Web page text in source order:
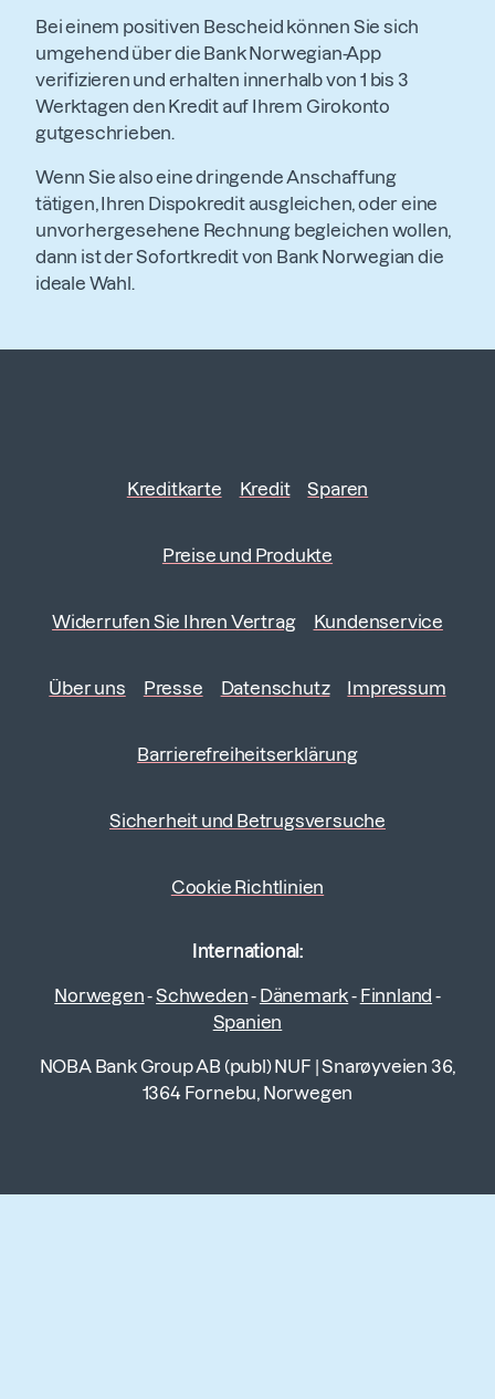
Bei einem positiven Bescheid können Sie sich
umgehend über die Bank Norwegian-App
verifizieren und erhalten innerhalb von 1 bis 3
Werktagen den Kredit auf Ihrem Girokonto
gutgeschrieben.
Wenn Sie also eine dringende Anschaffung
tätigen, Ihren Dispokredit ausgleichen, oder eine
unvorhergesehene Rechnung begleichen wollen,
dann ist der Sofortkredit von Bank Norwegian die
ideale Wahl.
Kreditkarte Kredit Sparen
Preise und Produkte
Widerrufen Sie Ihren Vertrag Kundenservice
Über uns Presse Datenschutz Impressum
Barrierefreiheitserklärung
Sicherheit und Betrugsversuche
Cookie Richtlinien
International:
Norwegen-Schweden- Dänemark- Finnland -
Spanien
NOBA Bank Group AB (publ) NUF |Snarøyveien 36,
1364 Fornebu, Norwegen